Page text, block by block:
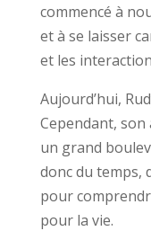
commencé à
et à se laisser
et les
Aujourd’hui,
Cependant,
un grand
donc du temps,
pour
pour la vie.